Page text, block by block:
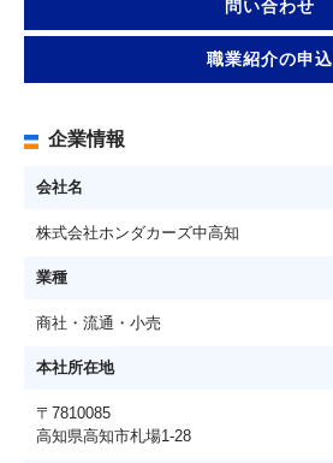
問い合わせ
職業紹介の申込
企業情報
会社名
株式会社ホンダカーズ中高知
業種
商社・流通・小売
本社所在地
〒7810085
高知県高知市札場1-28